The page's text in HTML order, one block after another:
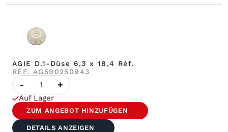
AGIE D.1-Düse 6,3 x 18,4 Réf.
RÉF. AG590250943
Anzahl
AGIE-
Düsen
D.1
6,3x18,4
Réf.
- +
Auf Lager
ZUM ANGEBOT HINZUFÜGEN
DETAILS ANZEIGEN